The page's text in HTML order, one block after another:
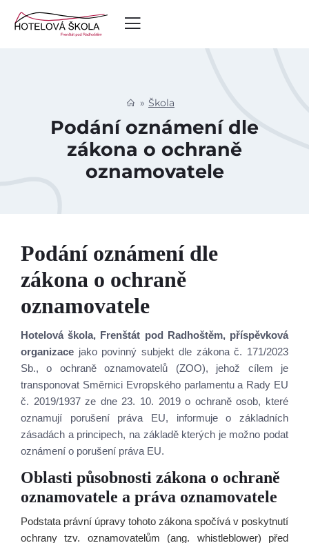
Škola
Podání oznámení dle
zákona o ochraně
oznamovatele
Podání oznámení dle
zákona o ochraně
oznamovatele
Hotelová škola, Frenštát pod Radhoštěm, příspěvková
organizace jako povinný subjekt dle zákona č. 171/2023
Sb., o ochraně oznamovatelů (ZOO), jehož cílem je
transponovat Směrnici Evropského parlamentu a Rady EU
č. 2019/1937 ze dne 23. 10. 2019 o ochraně osob, které
oznamují porušení práva EU, informuje o základních
zásadách a principech, na základě kterých je možno podat
oznámení o porušení práva EU.
Oblasti působnosti zákona o ochraně
oznamovatele a práva oznamovatele
Podstata právní úpravy tohoto zákona spočívá v poskytnutí
ochrany tzv. oznamovatelům (ang. whistleblower) před